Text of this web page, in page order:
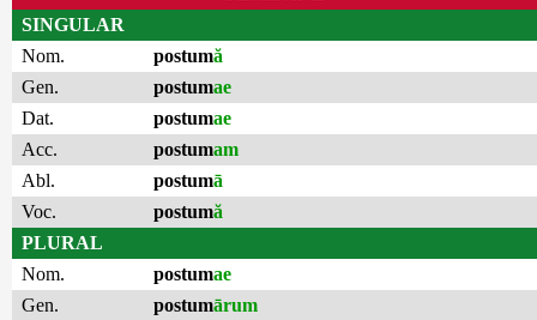
SINGULAR
Nom.
postumă
Gen.
postumae
Dat.
postumae
Acc.
postumam
Abl.
postumā
Voc.
postumă
PLURAL
Nom.
postumae
Gen.
postumārum